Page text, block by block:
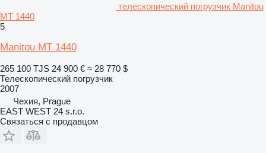
телескопический погрузчик Manitou
MT 1440
5
Manitou MT 1440
265 100 TJS 24 900 € ≈ 28 770 $
Телескопический погрузчик
2007
Чехия, Prague
EAST WEST 24 s.r.o.
Связаться с продавцом